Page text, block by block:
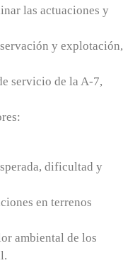
las actuaciones y
y explotación,
servicio de la A-7,
dificultad y
en terrenos
ambiental de los